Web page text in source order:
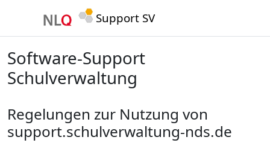
Support SV
Software-Support
Schulverwaltung
Regelungen zur Nutzung von
support.schulverwaltung-nds.de